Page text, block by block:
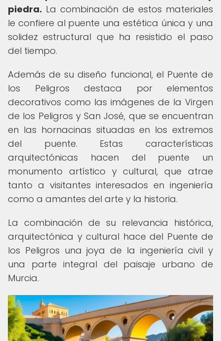
piedra. La combinación de estos materiales
le confiere al puente una estética única y una
solidez estructural que ha resistido el paso
del tiempo.
Además de su diseño funcional, el Puente de
los Peligros destaca por elementos
decorativos como las imágenes de la Virgen
de los Peligros y San José, que se encuentran
en las hornacinas situadas en los extremos
del puente. Estas características
arquitectónicas hacen del puente un
monumento artístico y cultural, que atrae
tanto a visitantes interesados en ingeniería
como a amantes del arte y la historia.
La combinación de su relevancia histórica,
arquitectónica y cultural hace del Puente de
los Peligros una joya de la ingeniería civil y
una parte integral del paisaje urbano de
Murcia.